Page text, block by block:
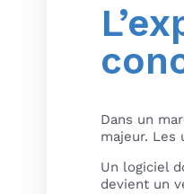
Dans un
majeur.
Un logiciel
devient un